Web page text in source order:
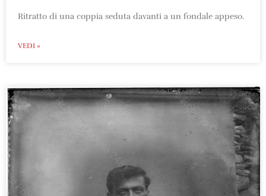
Ritratto di una coppia seduta davanti a un fondale appeso.
VEDI »